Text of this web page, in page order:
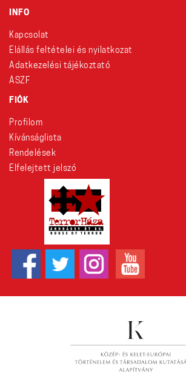
INFO
Kapcsolat
Elállás feltételei és nyilatkozat
Adatkezelési tájékoztató
ÁSZF
FIÓK
Profilom
Kívánságlista
Rendelések
Elfelejtett jelszó